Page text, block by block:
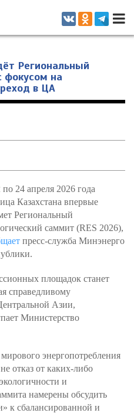
посвященное актуальным
пространстве
Региональный
фокусом на
в ЦА
24 апреля 2026 года
Казахстана впервые
Региональный
саммит (RES 2026),
пресс-служба Минэнерго
площадок станет
справедливому
Азии,
Министерство
энергопотребления
отказ от каких-либо
и
намерены обсудить
к сбалансированной и